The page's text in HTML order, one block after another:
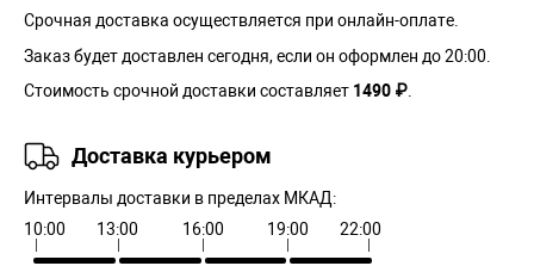
Срочная доставка осуществляется при онлайн-оплате.
Заказ будет доставлен сегодня, если он оформлен до 20:00.
Стоимость срочной доставки составляет 1490 ₽
Доставка курьером
Интервалы доставки в пределах МКАД:
10:00
13:00 16:00 19:00 22:00